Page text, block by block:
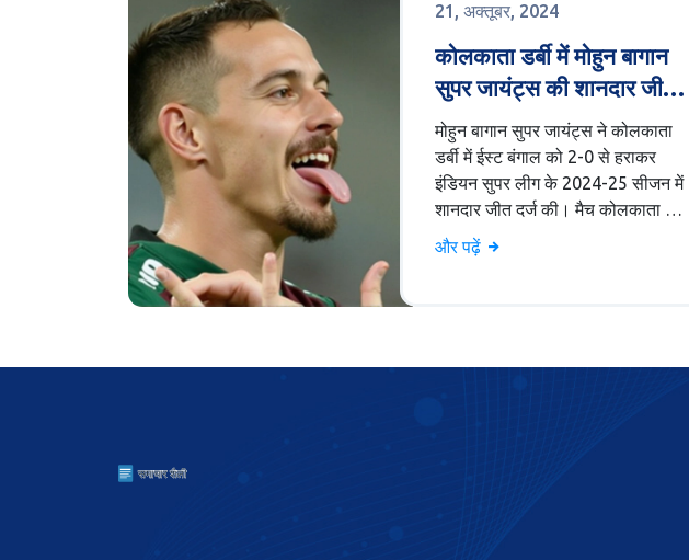
21, अक्तूबर, 2024
कोलकाता डर्बी में मोहुन बागान
सुपर जायंट्स की शानदार जीत,
2-0 से ईस्ट बंगाल को मात
मोहुन बागान सुपर जायंट्स ने कोलकाता
डर्बी में ईस्ट बंगाल को 2-0 से हराकर
इंडियन सुपर लीग के 2024-25 सीजन में
शानदार जीत दर्ज की। मैच कोलकाता के
साल्ट लेक स्टेडियम में आयोजित हुआ।
मोहुन बागान ने दबदबा बनाकर पहले हाफ में
के बावजूद संघर्ष करती नज़र आई।
और पढ़ें